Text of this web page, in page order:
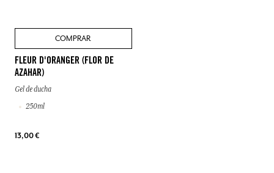
COMPRAR
FLEUR D'ORANGER (FLOR DE
AZAHAR)
Gel de ducha
250ml
13,00 €